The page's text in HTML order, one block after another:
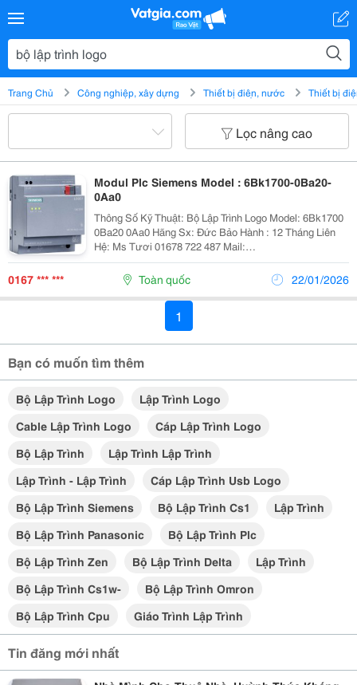
Trang Chủ Công nghiệp, xây dựng Thiết bị điện, nước Thiết bị
Lọc nâng cao
Modul Plc Siemens Model : 6Bk1700-0Ba20-
0Aa0
Thông Số Kỹ Thuật: Bộ Lập Trình Logo Model: 6Bk1700
0Ba20 0Aa0 Hãng Sx: Đức Bảo Hành : 12 Tháng Liên
Hệ: Ms Tươi 01678 722 487 Mail:
Nguyentuoi.longgiang@Gmail.com
0167 *** *** Toàn quốc 22/01/2026
1
Bạn có muốn tìm thêm
Bộ Lập Trình Logo
Lập Trình Logo
Cable Lập Trình Logo
Cáp Lập Trình Logo
Bộ Lập Trình
Lập Trình Lập Trình
Lập Trình - Lập Trình
Cáp Lập Trình Usb Logo
Bộ Lập Trình Siemens
Bộ Lập Trình Cs1
Lập Trình
Bộ Lập Trình Panasonic
Bộ Lập Trình Plc
Bộ Lập Trình Zen
Bộ Lập Trình Delta
Lập Trình
Bộ Lập Trình Cs1w-
Bộ Lập Trình Omron
Bộ Lập Trình Cpu
Giáo Trình Lập Trình
Tin đăng mới nhất